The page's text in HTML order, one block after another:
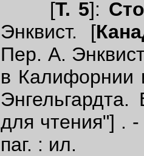
[Т. 5]:
Энквист. [
Пер. А.
в
для чтения"] .
паг. : ил.